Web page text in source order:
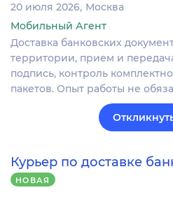
20 июля 2026 Москва
Мобильный Агент
Доставка банковских
территории, прием и
подпись, контроль
пакетов. Опыт работы не
Курьер по доставке
НОВАЯ